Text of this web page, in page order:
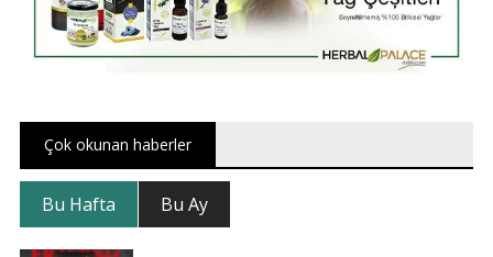
Çok okunan haberler
Bu Hafta Bu Ay